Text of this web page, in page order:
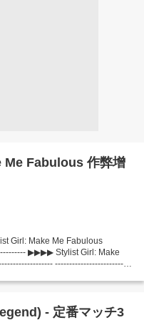
Fabulous 作弊增
Girl: Make Me Fabulous
▶▶▶▶ Stylist Girl: Make
---------------------------
- 定番マッチ3